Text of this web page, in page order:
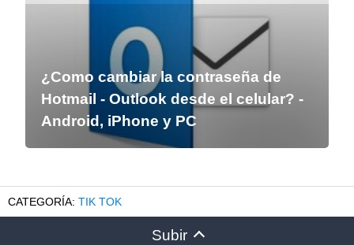
¿Como cambiar la contraseña de
Hotmail - Outlook desde el celular? -
Android, iPhone y PC
TIK TOK
Subir